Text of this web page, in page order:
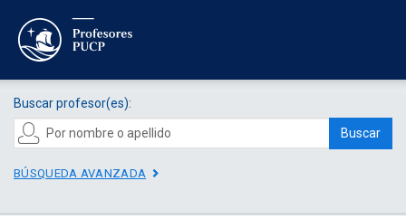
Buscar profesor(es):
Buscar
BÚSQUEDA AVANZADA